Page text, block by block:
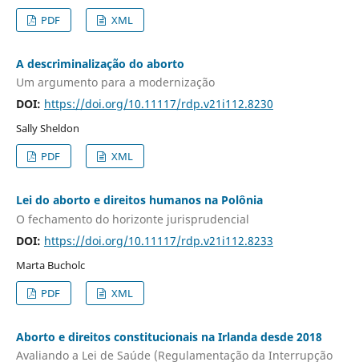
PDF
XML
A descriminalização do aborto
Um argumento para a modernização
DOI: https://doi.org/10.11117/rdp.v21i112.8230
Sally Sheldon
PDF
XML
Lei do aborto e direitos humanos na Polônia
O fechamento do horizonte jurisprudencial
DOI: https://doi.org/10.11117/rdp.v21i112.8233
Marta Bucholc
PDF
XML
Aborto e direitos constitucionais na Irlanda desde 2018
Avaliando a Lei de Saúde (Regulamentação da Interrupção